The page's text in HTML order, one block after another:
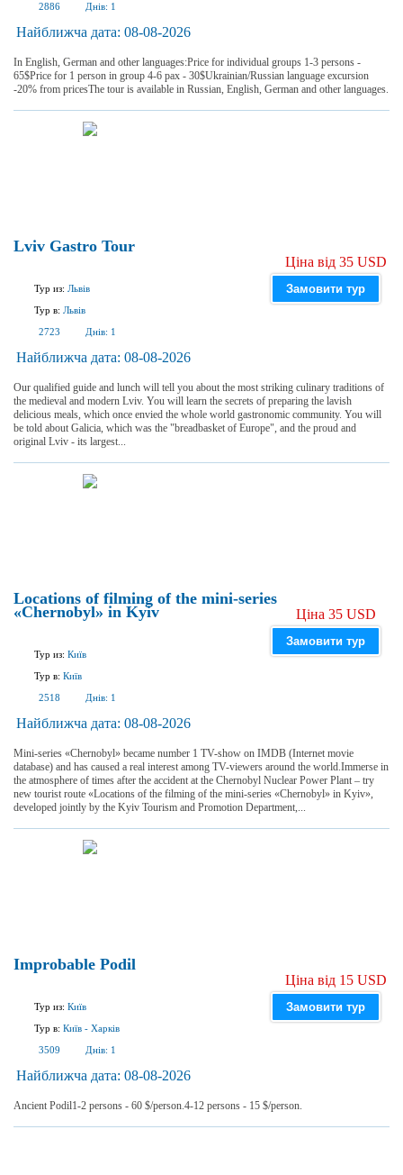
2886 Днів: 1
Найближча дата: 08-08-2026
In English, German and other languages:Price for individual groups 1-3 persons -
65$Price for 1 person in group 4-6 pax - 30$Ukrainian/Russian language excursion
-20% from pricesThe tour is available in Russian, English, German and other languages.
Lviv Gastro Tour
Тур из: Львів
Тур в: Львів
2723
Днів: 1
Ціна від 35 USD
Замовити тур
Найближча дата: 08-08-2026
Our qualified guide and lunch will tell you about the most striking culinary traditions of
the medieval and modern Lviv. You will learn the secrets of preparing the lavish
delicious meals, which once envied the whole world gastronomic community. You will
be told about Galicia, which was the "breadbasket of Europe", and the proud and
original Lviv - its largest...
Locations of filming of the mini-series
«Chernobyl» in Kyiv
Тур из: Київ
Тур в: Київ
2518
Днів: 1
Ціна 35 USD
Замовити тур
Найближча дата: 08-08-2026
Mini-series «Chernobyl» became number 1 TV-show on IMDB (Internet movie
database) and has caused a real interest among TV-viewers around the world.Immerse in
the atmosphere of times after the accident at the Chernobyl Nuclear Power Plant – try
new tourist route «Locations of the filming of the mini-series «Chernobyl» in Kyiv»,
developed jointly by the Kyiv Tourism and Promotion Department,...
Improbable Podil
Тур из: Київ
Тур в: Київ - Харків
3509
Днів: 1
Ціна від 15 USD
Замовити тур
Найближча дата: 08-08-2026
Ancient Podil1-2 persons - 60 $/person.4-12 persons - 15 $/person.